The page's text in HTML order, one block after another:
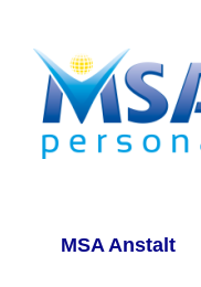
MSA Anstalt